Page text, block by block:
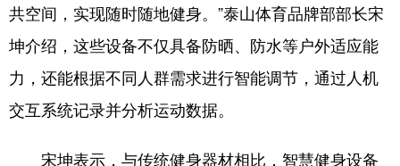
共空间，实现随时随地健身。”泰山体育品牌部部长宋
坤介绍，这些设备不仅具备防晒、防水等户外适应能
力，还能根据不同人群需求进行智能调节，通过人机
交互系统记录并分析运动数据。
宋坤表示，与传统健身器材相比，智慧健身设备